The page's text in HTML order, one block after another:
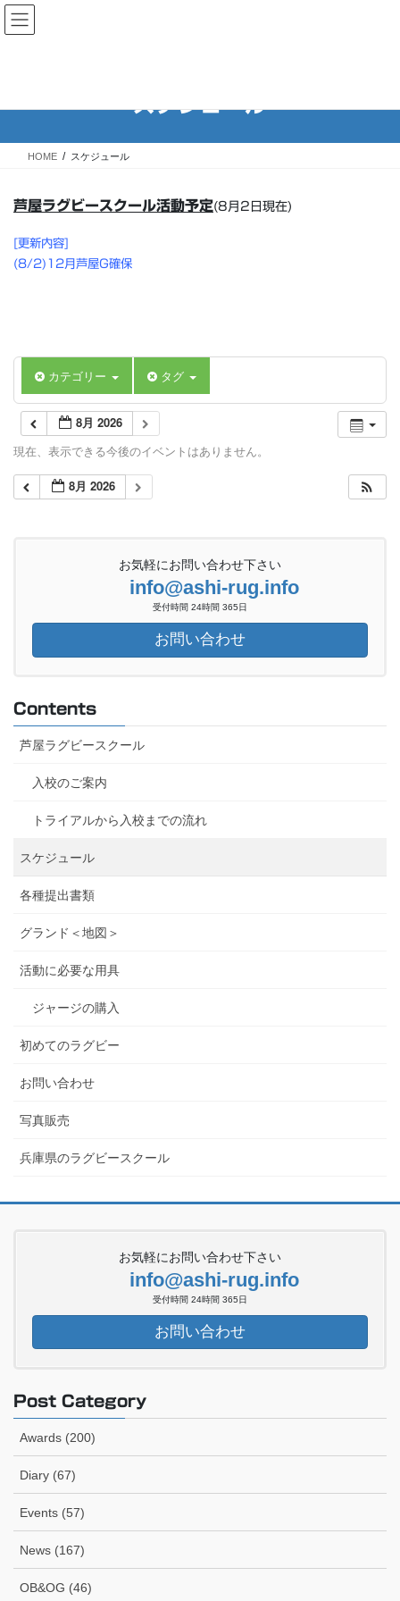
コ
ン
ナ
ビ
スケジュール
HOME スケジュール
芦屋ラグビースクール活動予定(8月2日現在)
[更新内容]
(8/2)12月芦屋G確保
カテゴリー タグ
8月 2026
現在、表示できる今後のイベントはありません。
8月 2026
お気軽にお問い合わせ下さい
info@ashi-rug.info
受付時間 24時間 365日
お問い合わせ
Contents
芦屋ラグビースクール
入校のご案内
トライアルから入校までの流れ
スケジュール
各種提出書類
グランド＜地図＞
活動に必要な用具
ジャージの購入
初めてのラグビー
お問い合わせ
写真販売
兵庫県のラグビースクール
お気軽にお問い合わせ下さい
info@ashi-rug.info
受付時間 24時間 365日
お問い合わせ
Post Category
Awards (200)
Diary (67)
Events (57)
News (167)
OB&OG (46)